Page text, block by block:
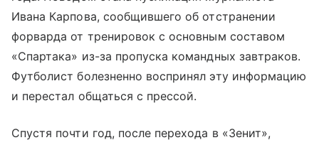
Ивана Карпова, сообщившего об отстранении
форварда от тренировок с основным составом
«Спартака» из-за пропуска командных завтраков.
Футболист болезненно воспринял эту информацию
и перестал общаться с прессой.
Спустя почти год, после перехода в «Зенит»,